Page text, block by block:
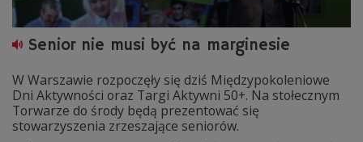
Senior nie musi być na marginesie
W Warszawie rozpoczęły się dziś Międzypokoleniowe
Dni Aktywności oraz Targi Aktywni 50+. Na stołecznym
Torwarze do środy będą prezentować się
stowarzyszenia zrzeszające seniorów.